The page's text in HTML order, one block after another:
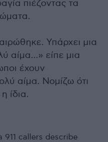
πιέζοντας τα
Υπάρχει μια
αίμα...» είπε μια
έχουν
αίμα. Νομίζω ότι
ίδια.
911 callers describe